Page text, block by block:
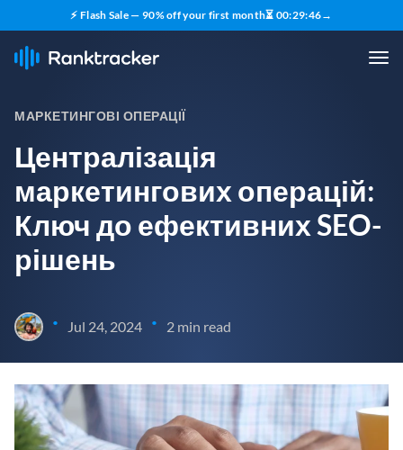
⚡ Flash Sale — 90% off your first month⏳ 00:29:45→
МАРКЕТИНГОВІ ОПЕРАЦІЇ
Централізація
маркетингових операцій:
Ключ до ефективних SEO-
рішень
• Jul 24, 2024 • 2 min read